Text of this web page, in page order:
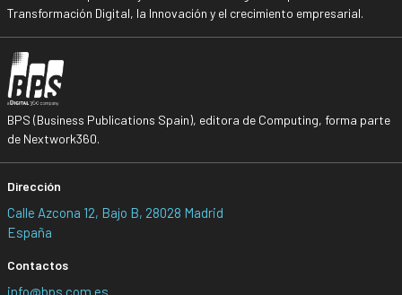
Transformación Digital, la Innovación y el crecimiento empresarial.
BPS (Business Publications Spain), editora de Computing, forma parte
de Nextwork360.
Dirección
Calle Azcona 12, Bajo B, 28028 Madrid
España
Contactos
info@bps.com.es